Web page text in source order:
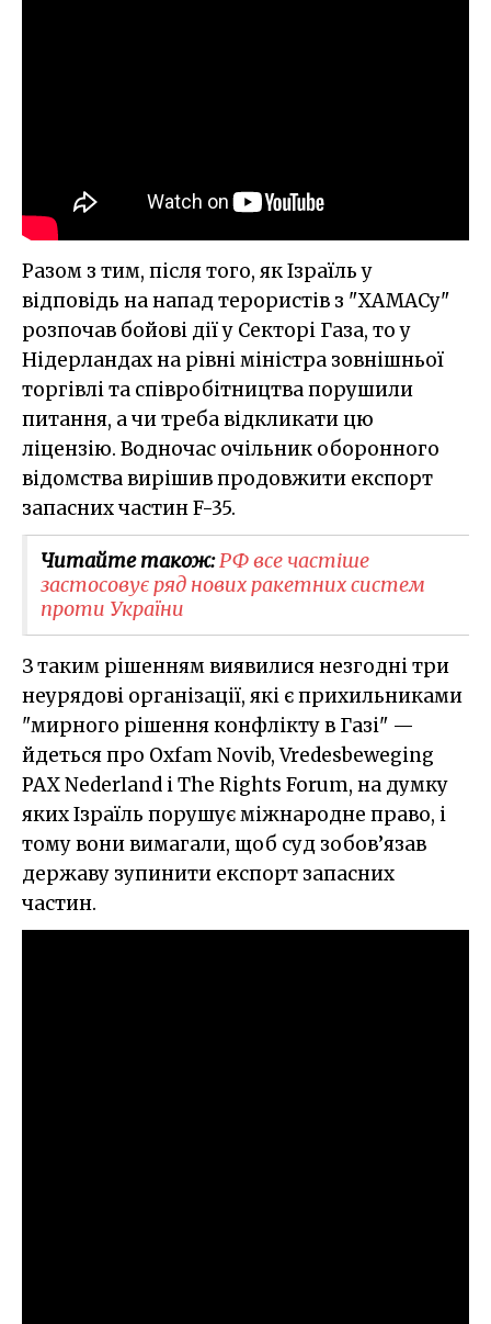
Разом з тим, після того, як Ізраїль у
відповідь на напад терористів з "ХАМАСу"
розпочав бойові дії у Секторі Газа, то у
Нідерландах на рівні міністра зовнішньої
торгівлі та співробітництва порушили
питання, а чи треба відкликати цю
ліцензію. Водночас очільник оборонного
відомства вирішив продовжити експорт
запасних частин F-35.
Читайте також:​РФ все частіше
застосовує ряд нових ракетних систем
проти України
З таким рішенням виявилися незгодні три
неурядові організації, які є прихильниками
"мирного рішення конфлікту в Газі" —
йдеться про Oxfam Novib, Vredesbeweging
PAX Nederland і The Rights Forum, на думку
яких Ізраїль порушує міжнародне право, і
тому вони вимагали, щоб суд зобов’язав
державу зупинити експорт запасних
частин.